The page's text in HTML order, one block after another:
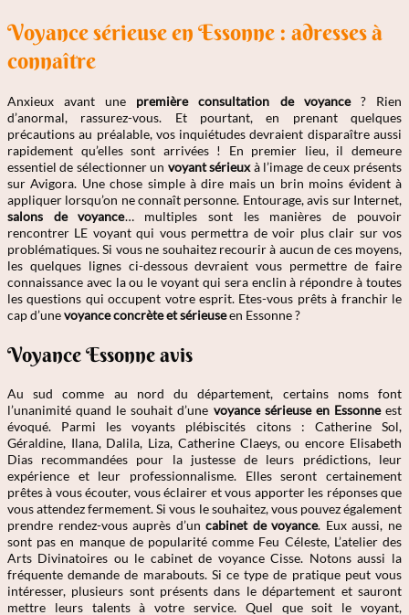
Voyance sérieuse en Essonne : adresses à
connaître
Anxieux avant une première consultation de voyance? Rien
d’anormal, rassurez-vous. Et pourtant, en prenant quelques
précautions au préalable, vos inquiétudes devraient disparaître aussi
rapidement qu’elles sont arrivées ! En premier lieu, il demeure
essentiel de sélectionner un voyant sérieuxà l’image de ceux présents
sur Avigora. Une chose simple à dire mais un brin moins évident à
appliquer lorsqu’on ne connaît personne. Entourage, avis sur Internet,
salons de voyance… multiples sont les manières de pouvoir
rencontrer LE voyant qui vous permettra de voir plus clair sur vos
problématiques. Si vous ne souhaitez recourir à aucun de ces moyens,
les quelques lignes ci-dessous devraient vous permettre de faire
connaissance avec la ou le voyant qui sera enclin à répondre à toutes
les questions qui occupent votre esprit. Etes-vous prêts à franchir le
cap d’unevoyance concrète et sérieuseen Essonne ?
Voyance Essonne avis
Au sud comme au nord du département, certains noms font
l’unanimité quand le souhait d’une voyance sérieuse en Essonneest
évoqué. Parmi les voyants plébiscités citons : Catherine Sol,
Géraldine, Ilana, Dalila, Liza, Catherine Claeys, ou encore Elisabeth
Dias recommandées pour la justesse de leurs prédictions, leur
expérience et leur professionnalisme. Elles seront certainement
prêtes à vous écouter, vous éclairer et vous apporter les réponses que
vous attendez fermement. Si vous le souhaitez, vous pouvez également
prendre rendez-vous auprès d’uncabinet de voyance. Eux aussi, ne
sont pas en manque de popularité comme Feu Céleste, L’atelier des
Arts Divinatoires ou le cabinet de voyance Cisse. Notons aussi la
fréquente demande de marabouts. Si ce type de pratique peut vous
intéresser, plusieurs sont présents dans le département et sauront
mettre leurs talents à votre service. Quel que soit le voyant,